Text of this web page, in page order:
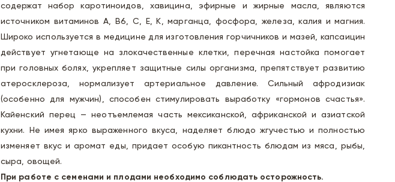
содержат набор каротиноидов, хавицина, эфирные и жирные масла, являются
источником витаминов А, В6, С, Е, К, марганца, фосфора, железа, калия и магния.
Широко используется в медицине для изготовления горчичников и мазей, капсаицин
действует угнетающе на злокачественные клетки, перечная настойка помогает
при головных болях, укрепляет защитные силы организма, препятствует развитию
атеросклероза, нормализует артериальное давление. Сильный афродизиак
(особенно для мужчин), способен стимулировать выработку «гормонов счастья».
Кайенский перец — неотъемлемая часть мексиканской, африканской и азиатской
кухни. Не имея ярко выраженного вкуса, наделяет блюдо жгучестью и полностью
изменяет вкус и аромат еды, придает особую пикантность блюдам из мяса, рыбы,
сыра, овощей.
При работе с семенами и плодами необходимо соблюдать осторожность.